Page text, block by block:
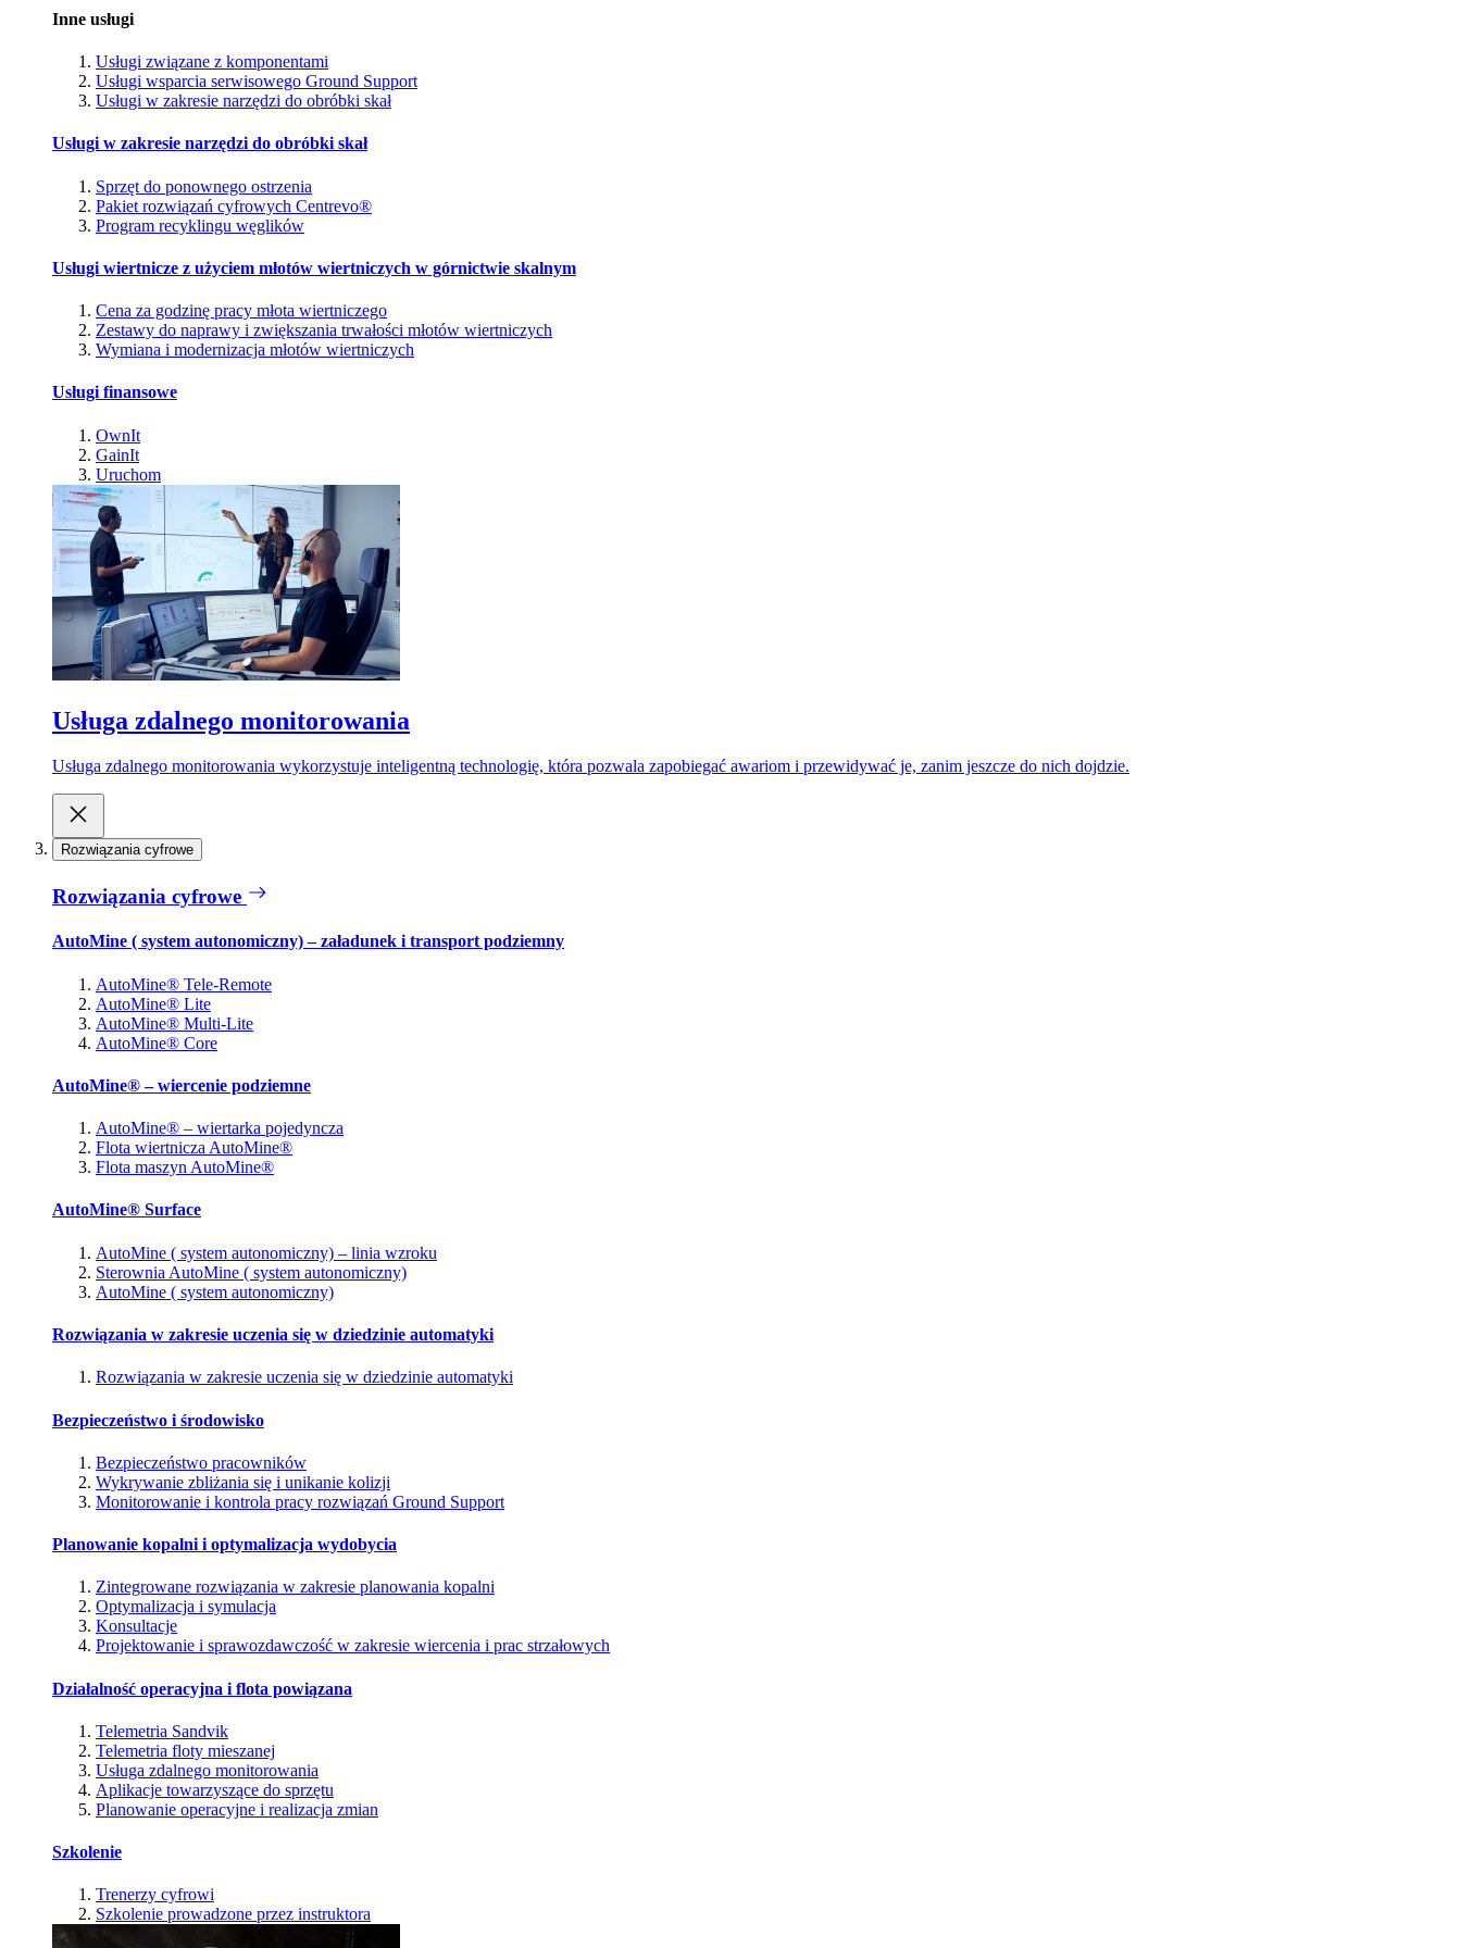
Inne usługi
Usługi związane z komponentami
Usługi wsparcia serwisowego Ground Support
Usługi w zakresie narzędzi do obróbki skał
Usługi w zakresie narzędzi do obróbki skał
Sprzęt do ponownego ostrzenia
Pakiet rozwiązań cyfrowych Centrevo®
Program recyklingu węglików
Usługi wiertnicze z użyciem młotów wiertniczych w górnictwie skalnym
Cena za godzinę pracy młota wiertniczego
Zestawy do naprawy i zwiększania trwałości młotów wiertniczych
Wymiana i modernizacja młotów wiertniczych
Usługi finansowe
OwnIt
GainIt
Uruchom
Usługa zdalnego monitorowania
Usługa zdalnego monitorowania wykorzystuje inteligentną technologię, która pozwala zapobiegać awariom i przewidywać je, zanim jeszcze do nich dojdzie.
Rozwiązania cyfrowe
Rozwiązania cyfrowe
AutoMine ( system autonomiczny) – załadunek i transport podziemny
AutoMine® Tele-Remote
AutoMine® Lite
AutoMine® Multi-Lite
AutoMine® Core
AutoMine® – wiercenie podziemne
AutoMine® – wiertarka pojedyncza
Flota wiertnicza AutoMine®
Flota maszyn AutoMine®
AutoMine® Surface
AutoMine ( system autonomiczny) – linia wzroku
Sterownia AutoMine ( system autonomiczny)
AutoMine ( system autonomiczny)
Rozwiązania w zakresie uczenia się w dziedzinie automatyki
Rozwiązania w zakresie uczenia się w dziedzinie automatyki
Bezpieczeństwo i środowisko
Bezpieczeństwo pracowników
Wykrywanie zbliżania się i unikanie kolizji
Monitorowanie i kontrola pracy rozwiązań Ground Support
Planowanie kopalni i optymalizacja wydobycia
Zintegrowane rozwiązania w zakresie planowania kopalni
Optymalizacja i symulacja
Konsultacje
Projektowanie i sprawozdawczość w zakresie wiercenia i prac strzałowych
Działalność operacyjna i flota powiązana
Telemetria Sandvik
Telemetria floty mieszanej
Usługa zdalnego monitorowania
Aplikacje towarzyszące do sprzętu
Planowanie operacyjne i realizacja zmian
Szkolenie
Trenerzy cyfrowi
Szkolenie prowadzone przez instruktora